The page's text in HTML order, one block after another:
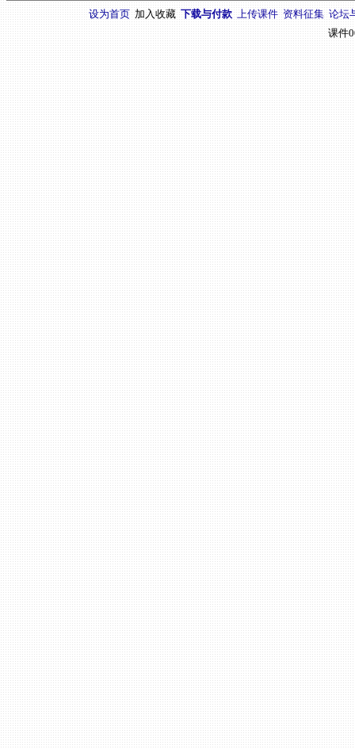
设为首页 加入收藏 下载与付款 上传课件 资料征集 论坛
课件